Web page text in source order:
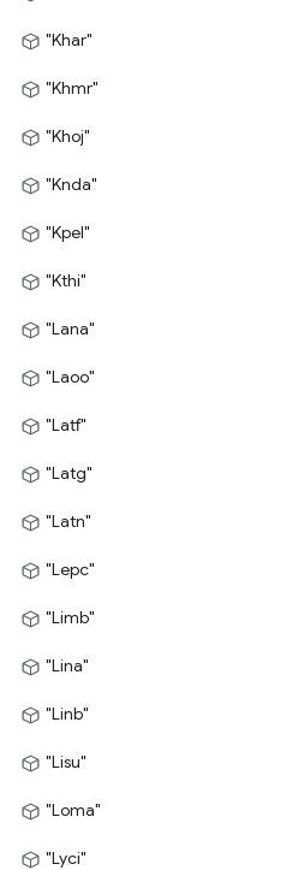
"Khar"
"Khmr"
"Khoj"
"Knda"
"Kpel"
"Kthi"
"Lana"
"Laoo"
"Latf"
"Latg"
"Latn"
"Lepc"
"Limb"
"Lina"
"Linb"
"Lisu"
"Loma"
"Lyci"